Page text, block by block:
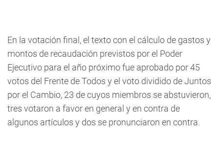
En la votación final, el texto con el cálculo de gastos y
montos de recaudación previstos por el Poder
Ejecutivo para el año próximo fue aprobado por 45
votos del Frente de Todos y el voto dividido de Juntos
por el Cambio, 23 de cuyos miembros se abstuvieron,
tres votaron a favor en general y en contra de
algunos artículos y dos se pronunciaron en contra.